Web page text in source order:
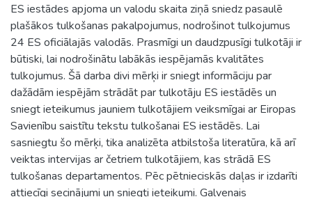
ES iestādes apjoma un valodu skaita ziņā sniedz pasaulē
plašākos tulkošanas pakalpojumus, nodrošinot tulkojumus
24 ES oficiālajās valodās. Prasmīgi un daudzpusīgi tulkotāji ir
būtiski, lai nodrošinātu labākās iespējamās kvalitātes
tulkojumus. Šā darba divi mērķi ir sniegt informāciju par
dažādām iespējām strādāt par tulkotāju ES iestādēs un
sniegt ieteikumus jauniem tulkotājiem veiksmīgai ar Eiropas
Savienību saistītu tekstu tulkošanai ES iestādēs. Lai
sasniegtu šo mērķi, tika analizēta atbilstoša literatūra, kā arī
veiktas intervijas ar četriem tulkotājiem, kas strādā ES
tulkošanas departamentos. Pēc pētnieciskās daļas ir izdarīti
attiecīgi secinājumi un sniegti ieteikumi. Galvenais